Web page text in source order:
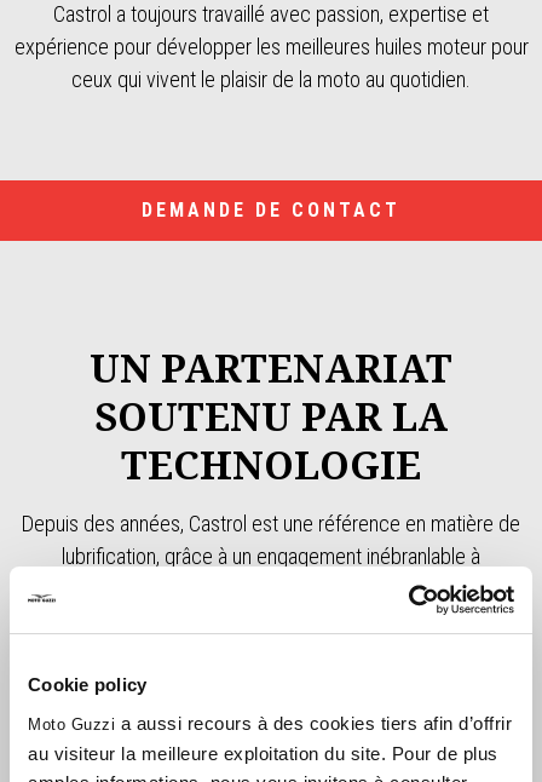
Cookie policy
Moto Guzzi a aussi recours à des cookies tiers afin d’offrir
au visiteur la meilleure exploitation du site. Pour de plus
Castrol a toujours travaillé avec passion, expertise et
expérience pour développer les meilleures huiles moteur pour
ceux qui vivent le plaisir de la moto au quotidien.
DEMANDE DE CONTACT
UN PARTENARIAT
SOUTENU PAR LA
TECHNOLOGIE
Depuis des années, Castrol est une référence en matière de
lubrification, grâce à un engagement inébranlable à
comprendre les besoins de ceux qui vivent leur passion pour
les deux roues. Cette approche a conduit au développement
offrir des performances supérieures sur la route.
En particulier, Castrol s'est engagé à fournir une performance
et une expérience sur mesure pour les clients Moto Guzzi,